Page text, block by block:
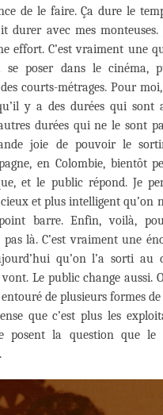
de le faire. Ça dure le
durer avec mes monteuses.
effort. C’est vraiment une
se poser dans le cinéma,
courts-métrages. Pour moi,
y a des durées qui sont
durées qui ne le sont
joie de pouvoir le
en Colombie, bientôt
et le public répond. Je
et plus intelligent qu’on
barre. Enfin, voilà,
pas là. C’est vraiment une
qu’on l’a sorti au
vont. Le public change aussi.
de plusieurs formes
que c’est plus les
posent la question que le